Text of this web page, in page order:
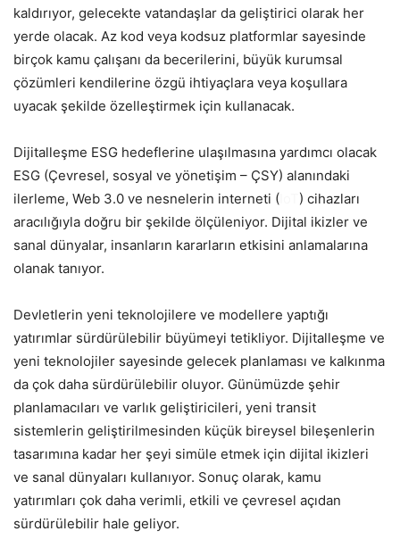
kaldırıyor, gelecekte vatandaşlar da geliştirici olarak her
yerde olacak. Az kod veya kodsuz platformlar sayesinde
birçok kamu çalışanı da becerilerini, büyük kurumsal
çözümleri kendilerine özgü ihtiyaçlara veya koşullara
uyacak şekilde özelleştirmek için kullanacak.
Dijitalleşme ESG hedeflerine ulaşılmasına yardımcı olacak
ESG (Çevresel, sosyal ve yönetişim – ÇSY) alanındaki
ilerleme, Web 3.0 ve nesnelerin interneti (
) cihazları
aracılığıyla doğru bir şekilde ölçüleniyor. Dijital ikizler ve
sanal dünyalar, insanların kararların etkisini anlamalarına
olanak tanıyor.
Devletlerin yeni teknolojilere ve modellere yaptığı
yatırımlar sürdürülebilir büyümeyi tetikliyor. Dijitalleşme ve
yeni teknolojiler sayesinde gelecek planlaması ve kalkınma
da çok daha sürdürülebilir oluyor. Günümüzde şehir
planlamacıları ve varlık geliştiricileri, yeni transit
sistemlerin geliştirilmesinden küçük bireysel bileşenlerin
tasarımına kadar her şeyi simüle etmek için dijital ikizleri
ve sanal dünyaları kullanıyor. Sonuç olarak, kamu
yatırımları çok daha verimli, etkili ve çevresel açıdan
sürdürülebilir hale geliyor.